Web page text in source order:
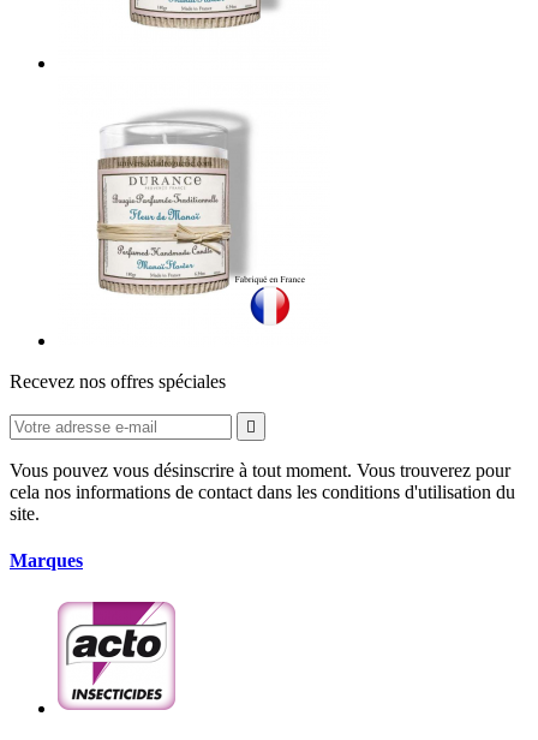
Recevez nos offres spéciales

Vous pouvez vous désinscrire à tout moment. Vous trouverez pour
cela nos informations de contact dans les conditions d'utilisation du
site.
Marques